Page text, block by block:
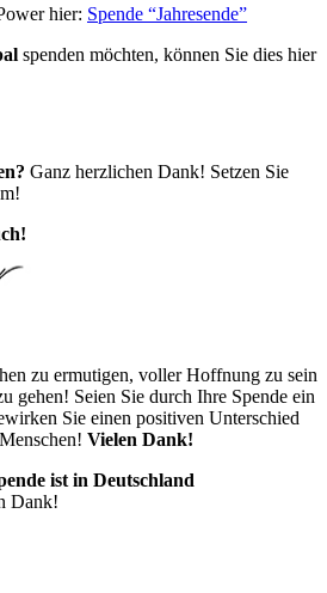
hier: Spende “Jahresende”
spenden möchten, können Sie dies hier
Ganz herzlichen Dank! Setzen Sie
zu ermutigen, voller Hoffnung zu sein
gehen! Seien Sie durch Ihre Spende ein
Sie einen positiven Unterschied
Vielen Dank!
ist in Deutschland
Dank!